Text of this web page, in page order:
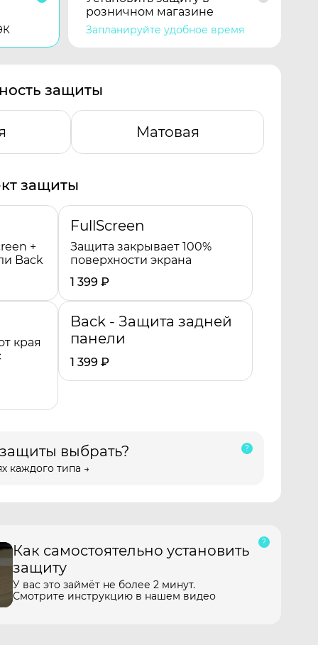
розничном магазине
Запланируйте удобное время
защиты
Матовая
защиты
+
Back
FullScreen
Защита закрывает 100%
поверхности экрана
1 399 ₽
края
Back - Защита задней
панели
1 399 ₽
выбрать?
каждого типа →
Как самостоятельно установить
защиту
У вас это займёт не более 2 минут.
Смотрите инструкцию в нашем видео